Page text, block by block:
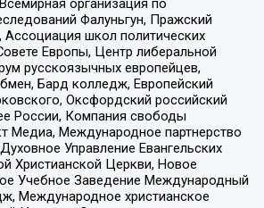
организация по
Фалуньгун, Пражский
Ассоциация школ политических
Европы, Центр либеральной
русскоязычных европейцев,
Бард колледж, Европейский
Оксфордский российский
России, Компания свободы
Медиа, Международное партнерство
Управление Евангельских
Христианской Церкви, Новое
Учебное Заведение Международный
Международное христианское